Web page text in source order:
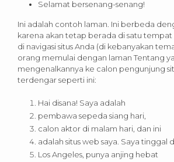
Selamat bersenang-senang!
Ini adalah contoh laman. Ini berbeda
karena akan tetap berada di satu tempat
di navigasi situs Anda (di kebanyakan
orang memulai dengan laman Tentang
mengenalkannya ke calon pengunjung
terdengar seperti ini:
Hai disana! Saya adalah
pembawa sepeda siang hari,
calon aktor di malam hari, dan ini
adalah situs web saya. Saya tinggal
Los Angeles, punya anjing hebat